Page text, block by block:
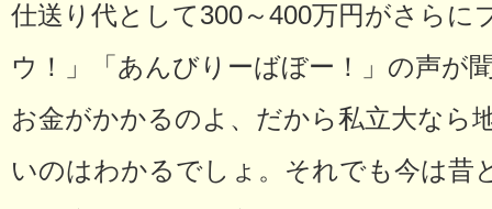
仕送り代として300～400万円がさらに
ウ！」「あんびりーばぼー！」の声が
お金がかかるのよ、だから私立大なら
いのはわかるでしょ。それでも今は昔